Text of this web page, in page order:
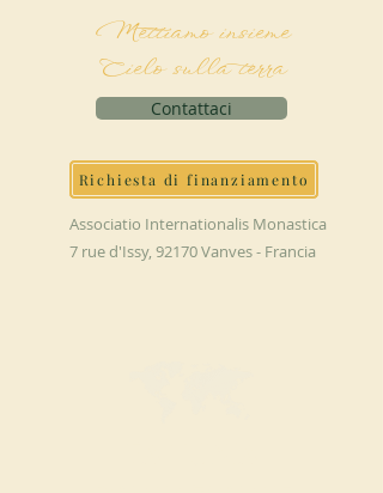
Mettiamo insieme
Cielo sulla terra
Contattaci
Richiesta di finanziamento
Associatio Internationalis Monastica
7 rue d'Issy, 92170 Vanves - Francia